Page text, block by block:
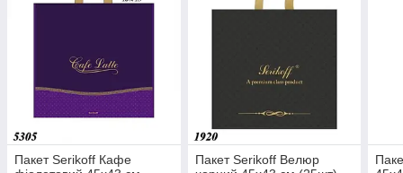
Пакет Serikoff Кафе
Пакет Serikoff Велюр